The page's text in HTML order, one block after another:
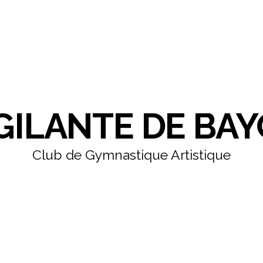
DE
Club de Gymnastique Artistique